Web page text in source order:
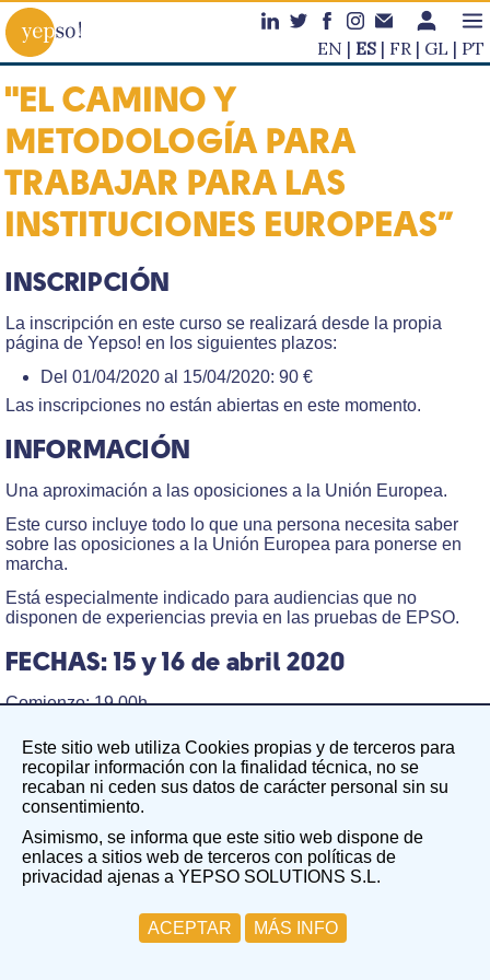
EN ES FR GL PT
"EL CAMINO Y
METODOLOGÍA PARA
TRABAJAR PARA LAS
INSTITUCIONES EUROPEAS”
INSCRIPCIÓN
La inscripción en este curso se realizará desde la propia
página de Yepso! en los siguientes plazos:
Del 01/04/2020 al 15/04/2020: 90 €
Las inscripciones no están abiertas en este momento.
INFORMACIÓN
Una aproximación a las oposiciones a la Unión Europea.
Este curso incluye todo lo que una persona necesita saber
sobre las oposiciones a la Unión Europea para ponerse en
marcha.
Está especialmente indicado para audiencias que no
disponen de experiencias previa en las pruebas de EPSO.
FECHAS: 15 y 16 de abril 2020
Comienzo: 19.00h.
Fin: 21.00h.
DESTINATARIOS:
de Administradores de EPSO.
Aquellos interesados en preparar las pruebas del
Preselection Test.
Público general interesado en acceder a un puesto de
trabajo en las Instituciones de la Unión Europea.
Este sitio web utiliza Cookies propias y de terceros para
recopilar información con la finalidad técnica, no se
recaban ni ceden sus datos de carácter personal sin su
consentimiento.
Asimismo, se informa que este sitio web dispone de
enlaces a sitios web de terceros con políticas de
privacidad ajenas a YEPSO SOLUTIONS S.L.
ACEPTAR MÁS INFO